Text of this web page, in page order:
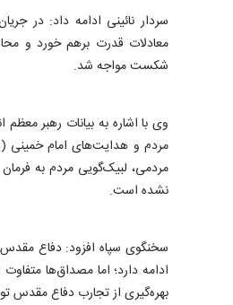
سردار نائینی ادامه داد: در
معادلات قدرت برهم خورد و
شکست مواجه شد.
وی با اشاره به بیانات رهبر
مردم و هدایت‌های امام خمینی
مردمی، لبیک‌گویی مردم به
نشده است.
سخنگوی سپاه افزود: دفاع مقدس
ادامه دارد؛ اما مصداق‌ها
بهره‌گیری از تجارب دفاع مقدس